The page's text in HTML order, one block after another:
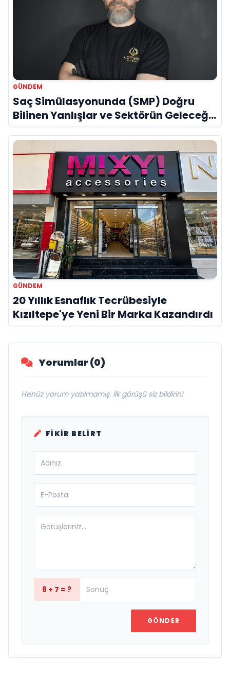
GÜNDEM
Saç Simülasyonunda (SMP) Doğru
Bilinen Yanlışlar ve Sektörün Geleceği:
Onur Akdeniz ile Özel Röportaj
GÜNDEM
20 Yıllık Esnaflık Tecrübesiyle
Kızıltepe'ye Yeni Bir Marka Kazandırdı
Yorumlar (0)
Henüz yorum yazılmamış. İlk görüşü siz bildirin!
FIKIR BELIRT
8 + 7 = ?
GÖNDER